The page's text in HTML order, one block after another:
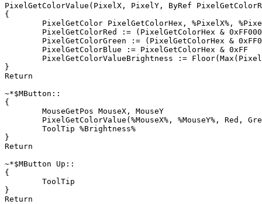
PixelGetColorValue(PixelX, PixelY, ByRef
{
}
Return
~*$MButton::
{
}
Return
~*$MButton Up::
{
}
Return